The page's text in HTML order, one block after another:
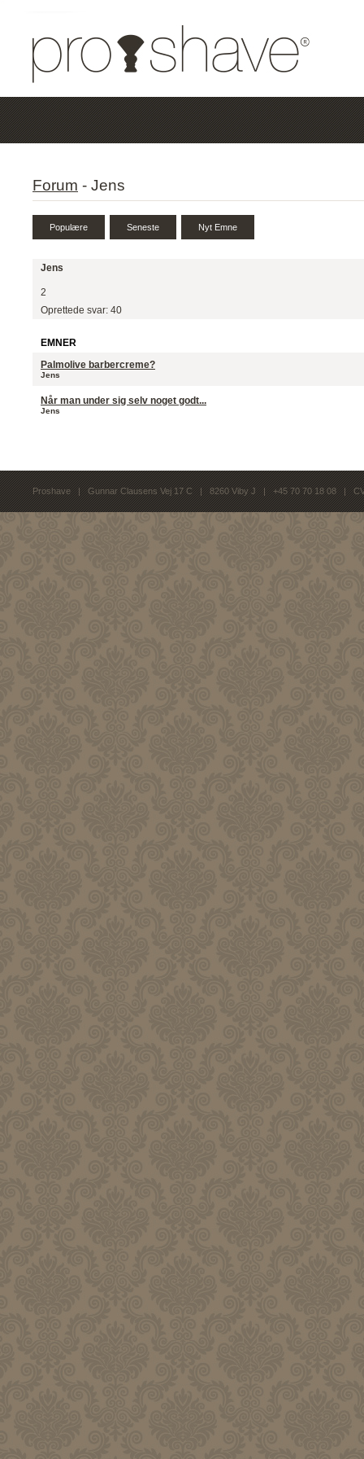
Forum - Jens
Jens
2
Oprettede svar: 40
EMNER
Palmolive barbercreme?
Jens
Når man under sig selv noget godt...
Jens
Proshave | Gunnar Clausens Vej 17 C | 8260 Viby J | +45 70 70 18 08 |